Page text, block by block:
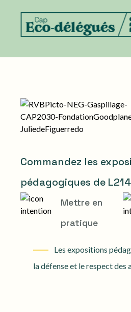
Commandez les
pédagogiques de
Mettre en
pratique
Les expositions
la défense et le respect des